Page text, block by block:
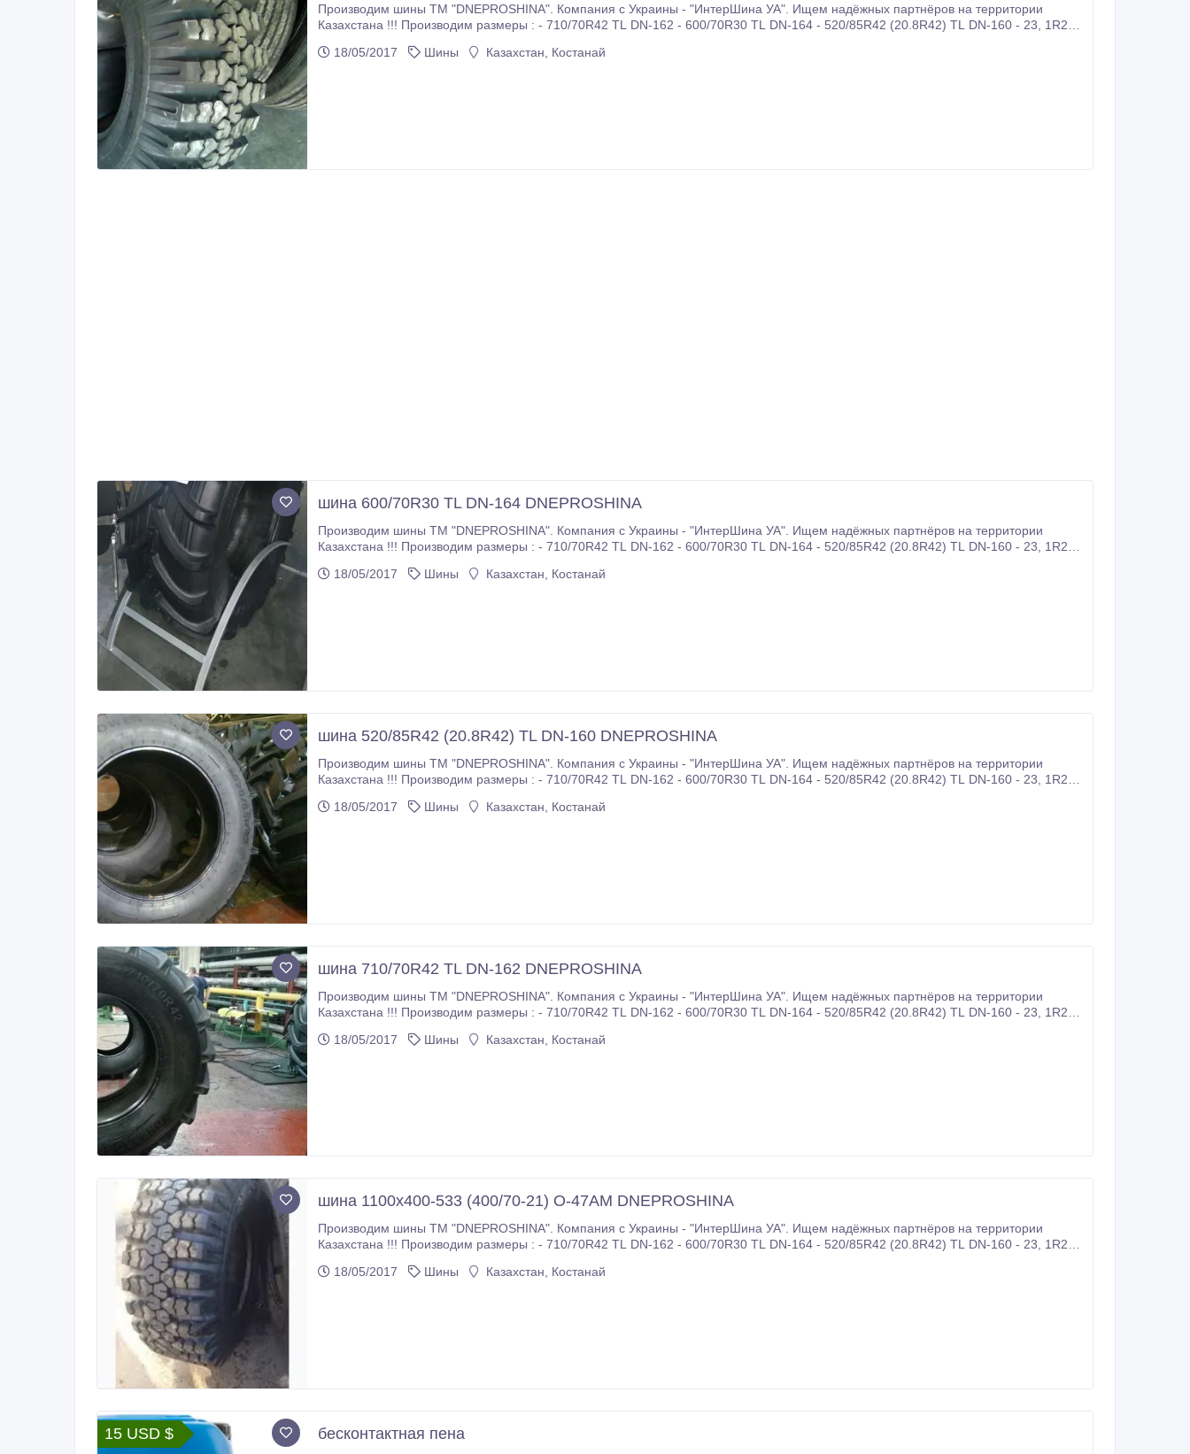
Производим шины ТМ "DNEPROSHINA". Компания с Украины - "ИнтерШина УА". Ищем надёжных партнёров на территории
Казахстана !!! Производим размеры : - 710/70R42 TL DN-162 - 600/70R30 TL DN-164 - 520/85R42 (20.8R42) TL DN-160 - 23, 1R26
сотрудничеству и новым клиентам !!!.
18/05/2017 Шины Казахстан, Костанай
шина 600/70R30 TL DN-164 DNEPROSHINA
Производим шины ТМ "DNEPROSHINA". Компания с Украины - "ИнтерШина УА". Ищем надёжных партнёров на территории
Казахстана !!! Производим размеры : - 710/70R42 TL DN-162 - 600/70R30 TL DN-164 - 520/85R42 (20.8R42) TL DN-160 - 23, 1R26
сотрудничеству и новым клиентам !!!.
18/05/2017 Шины Казахстан, Костанай
шина 520/85R42 (20.8R42) TL DN-160 DNEPROSHINA
Производим шины ТМ "DNEPROSHINA". Компания с Украины - "ИнтерШина УА". Ищем надёжных партнёров на территории
Казахстана !!! Производим размеры : - 710/70R42 TL DN-162 - 600/70R30 TL DN-164 - 520/85R42 (20.8R42) TL DN-160 - 23, 1R26
сотрудничеству и новым клиентам !!!.
18/05/2017 Шины Казахстан, Костанай
шина 710/70R42 TL DN-162 DNEPROSHINA
Производим шины ТМ "DNEPROSHINA". Компания с Украины - "ИнтерШина УА". Ищем надёжных партнёров на территории
Казахстана !!! Производим размеры : - 710/70R42 TL DN-162 - 600/70R30 TL DN-164 - 520/85R42 (20.8R42) TL DN-160 - 23, 1R26
сотрудничеству и новым клиентам !!!.
18/05/2017 Шины Казахстан, Костанай
шина 1100х400-533 (400/70-21) О-47АМ DNEPROSHINA
Производим шины ТМ "DNEPROSHINA". Компания с Украины - "ИнтерШина УА". Ищем надёжных партнёров на территории
Казахстана !!! Производим размеры : - 710/70R42 TL DN-162 - 600/70R30 TL DN-164 - 520/85R42 (20.8R42) TL DN-160 - 23, 1R26
сотрудничеству и новым клиентам !!!.
18/05/2017 Шины Казахстан, Костанай
15 USD $ бесконтактная пена